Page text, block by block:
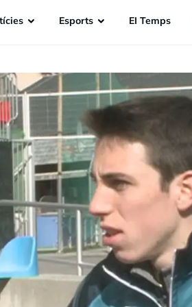
Esports EI Temps